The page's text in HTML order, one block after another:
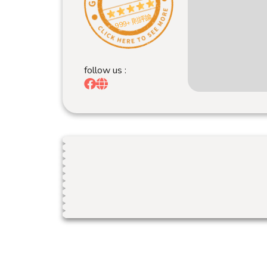
999+ 則評論
follow us :